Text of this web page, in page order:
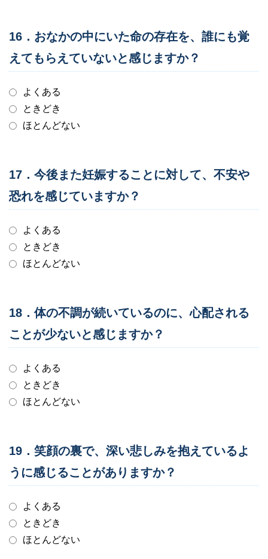
16．おなかの中にいた命の存在を、誰にも覚
えてもらえていないと感じますか？
よくある
ときどき
ほとんどない
17．今後また妊娠することに対して、不安や
恐れを感じていますか？
よくある
ときどき
ほとんどない
18．体の不調が続いているのに、心配される
ことが少ないと感じますか？
よくある
ときどき
ほとんどない
19．笑顔の裏で、深い悲しみを抱えているよ
うに感じることがありますか？
よくある
ときどき
ほとんどない